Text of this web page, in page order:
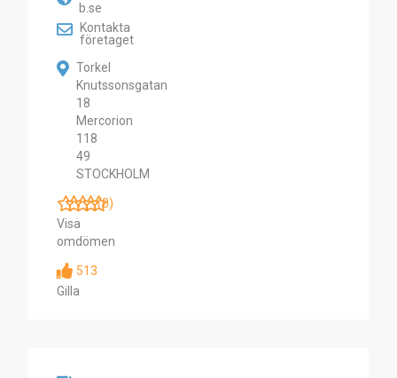
b.se
Kontakta
företaget
Torkel
Knutssonsgatan
18
Mercorion
118
49
STOCKHOLM
(0)
Visa
omdömen
513
Gilla